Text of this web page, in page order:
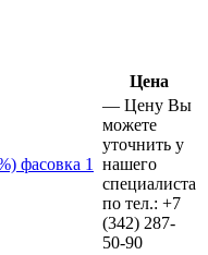
Цена
фасовка 1
— Цену Вы
можете
уточнить у
нашего
специалиста
по тел.: +7
(342) 287-
50-90